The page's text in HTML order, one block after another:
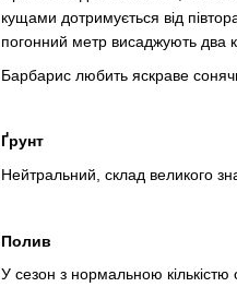
кущами дотримується від
погонний метр висаджують два
Барбарис любить яскраве
Ґрунт
Нейтральний, склад великого
Полив
У сезон з нормальною